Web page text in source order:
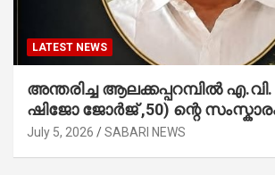
LATEST NEWS
അന്തരിച്ച ആ​ല​ക്ക​പ്പ​റമ്പിൽ​
ഷിജോ ജോർജ് ,50) ന്റെ
July 5, 2026 SABARI NEWS